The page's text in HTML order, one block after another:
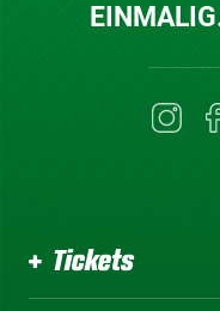
Tickets